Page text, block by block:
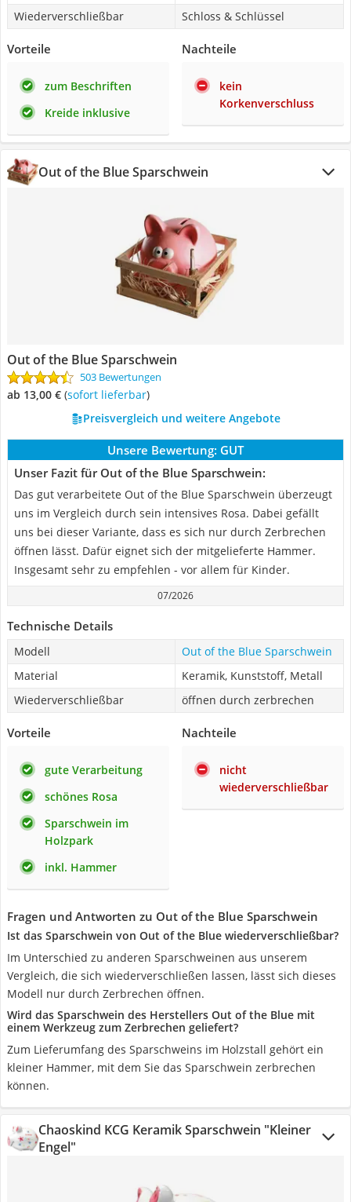
Wiederverschließbar
Schloss & Schlüssel
Vorteile
zum Beschriften
Kreide inklusive
Nachteile
kein
Korkenverschluss
Out of the Blue Sparschwein
Out of the Blue Sparschwein
503 Bewertungen
ab 13,00 € ( Sofort lieferbar)
Preisvergleich und weitere Angebote
Unsere Bewertung: GUT
Unser Fazit für Out of the Blue Sparschwein:
Das gut verarbeitete Out of the Blue Sparschwein überzeugt
uns im Vergleich durch sein intensives Rosa. Dabei gefällt
uns bei dieser Variante, dass es sich nur durch Zerbrechen
öffnen lässt. Dafür eignet sich der mitgelieferte Hammer.
Insgesamt sehr zu empfehlen - vor allem für Kinder.
07/2026
Technische Details
Modell
Out of the Blue Sparschwein
Material
Keramik, Kunststoff, Metall
Wiederverschließbar
öffnen durch zerbrechen
Vorteile
gute Verarbeitung
schönes Rosa
Sparschwein im
Holzpark
inkl. Hammer
Nachteile
nicht
wiederverschließbar
Fragen und Antworten zu Out of the Blue Sparschwein
Ist das Sparschwein von Out of the Blue wiederverschließbar?
Im Unterschied zu anderen Sparschweinen aus unserem
Vergleich, die sich wiederverschließen lassen, lässt sich dieses
Modell nur durch Zerbrechen öffnen.
Wird das Sparschwein des Herstellers Out of the Blue mit
einem Werkzeug zum Zerbrechen geliefert?
Zum Lieferumfang des Sparschweins im Holzstall gehört ein
kleiner Hammer, mit dem Sie das Sparschwein zerbrechen
können.
Chaoskind KCG Keramik Sparschwein "Kleiner
Engel"